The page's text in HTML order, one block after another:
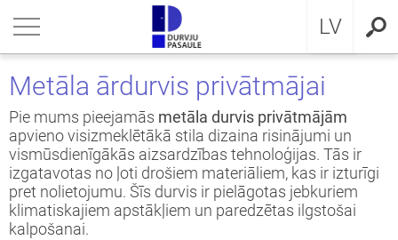
LV
RU
Metāla ārdurvis privātmājai
Pie mums pieejamās metāla durvis privātmājām
apvieno visizmeklētākā stila dizaina risinājumi un
vismūsdienīgākās aizsardzības tehnoloģijas. Tās ir
izgatavotas no ļoti drošiem materiāliem, kas ir izturīgi
pret nolietojumu. Šīs durvis ir pielāgotas jebkuriem
klimatiskajiem apstākļiem un paredzētas ilgstošai
kalpošanai.
PRIVĀTMĀJAI
TAPETES
kolekcija
durvis dzīvoklim
ārdurvis dzīvoklim
ārdurvis ar MDF
ārdurvis
64mm
GLASS
INOX
CLASSIC
klasika
UN STANDARD durvis
kolekcija
politika
politika